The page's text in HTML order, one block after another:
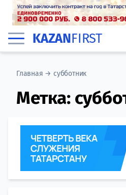
KAZANFIRST
Главная → субботник
Метка: